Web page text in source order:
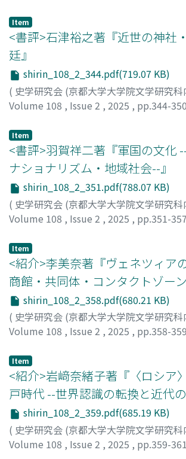
の意思統一を困難なものと捉え、意見対
在化しないよう事業規模を縮小した事例
対立が本格化した事例を分析してこなか
再開発が合意されるに至る要因は明らか
れらに対し、本稿では、再開発により生
利害が、駅前通両側の東部とそこからや
の西部では異なっていたため、再開発に
対立として現出したこと、両派が歩み寄
として、再開発を推進する京都市が積極
たことを明らかにした。
Item
<書評>石津裕之著『近世の神社
廷』
shirin_108_2_344.pdf(719.07 KB)
( 史学研究会 (京都大学大学院文学研究科
Volume 108 , Issue 2 , 2025 , pp.344-350
Item
<書評>羽賀祥二著『軍国の文化
ナショナリズム・地域社会--』
shirin_108_2_351.pdf(788.07 KB)
( 史学研究会 (京都大学大学院文学研究科
Volume 108 , Issue 2 , 2025 , pp.351-357
Item
<紹介>李美奈著『ヴェネツィア
商館・共同体・コンタクトゾーン
shirin_108_2_358.pdf(680.21 KB)
( 史学研究会 (京都大学大学院文学研究科
Volume 108 , Issue 2 , 2025 , pp.358-359
Item
<紹介>岩﨑奈緒子著『〈ロシア
戸時代 --世界認識の転換と近代の
shirin_108_2_359.pdf(685.19 KB)
( 史学研究会 (京都大学大学院文学研究科
Volume 108 , Issue 2 , 2025 , pp.359-361